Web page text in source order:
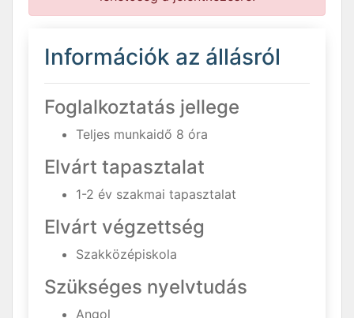
Információk az állásról
Foglalkoztatás jellege
Teljes munkaidő 8 óra
Elvárt tapasztalat
1-2 év szakmai tapasztalat
Elvárt végzettség
Szakközépiskola
Szükséges nyelvtudás
Angol